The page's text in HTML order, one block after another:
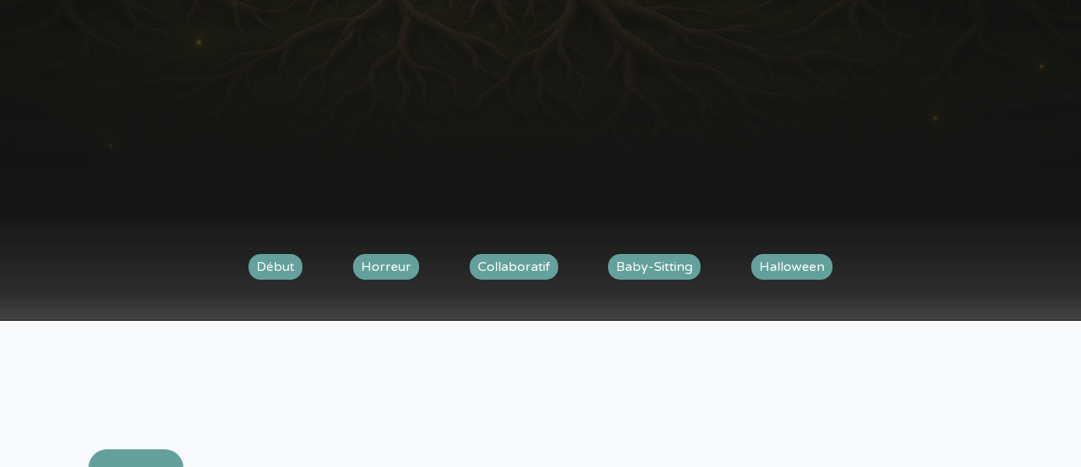
Début Horreur Collaboratif Baby-Sitting Halloween